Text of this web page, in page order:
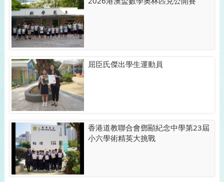
屈臣氏傑出學生運動員
香港道教聯合會鄧顯紀念中學第23屆
小六學術精英大挑戰